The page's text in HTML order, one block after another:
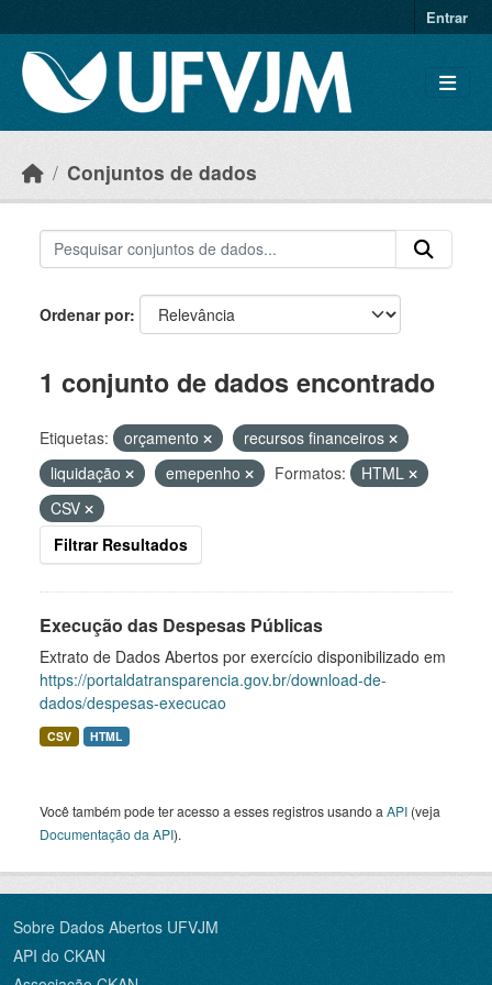
Entrar
Conjuntos de dados
Ordenar por
1 conjunto de dados encontrado
Etiquetas: orçamento
recursos financeiros
liquidação
emepenho Formatos:
HTML
CSV
Filtrar Resultados
Execução das Despesas Públicas
Extrato de Dados Abertos por exercício disponibilizado em
https://portaldatransparencia.gov.br/download-de-
dados/despesas-execucao
CSV HTML
Você também pode ter acesso a esses registros usando a API (veja
Documentação da API).
Sobre Dados Abertos UFVJM
API do CKAN